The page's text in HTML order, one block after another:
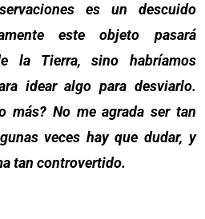
es un descuido
este objeto pasará
la Tierra, sino habríamos
idear algo para desviarlo.
más? No me agrada ser tan
veces hay que dudar, y
tan controvertido.